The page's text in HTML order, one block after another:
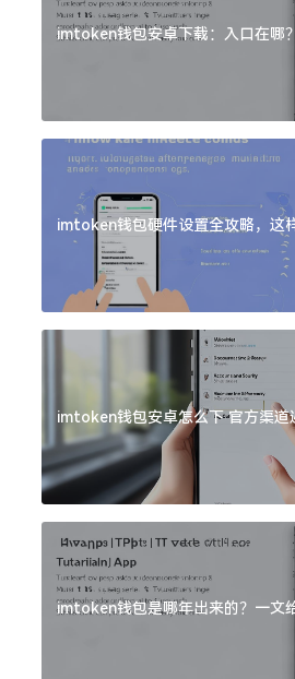
imtoken钱包安卓下载：入口在哪
imtoken钱包硬件设置全攻略，这
imtoken钱包安卓怎么下 官方渠道
imtoken钱包是哪年出来的？一文